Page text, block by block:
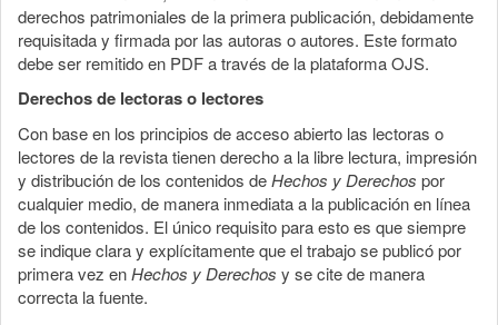
derechos patrimoniales de la primera publicación, debidamente
requisitada y firmada por las autoras o autores. Este formato
debe ser remitido en PDF a través de la plataforma OJS.
Derechos de lectoras o lectores
Con base en los principios de acceso abierto las lectoras o
lectores de la revista tienen derecho a la libre lectura, impresión
y distribución de los contenidos deHechos y Derechos por
cualquier medio, de manera inmediata a la publicación en línea
de los contenidos. El único requisito para esto es que siempre
se indique clara y explícitamente que el trabajo se publicó por
primera vez enHechos y Derechos y se cite de manera
correcta la fuente.